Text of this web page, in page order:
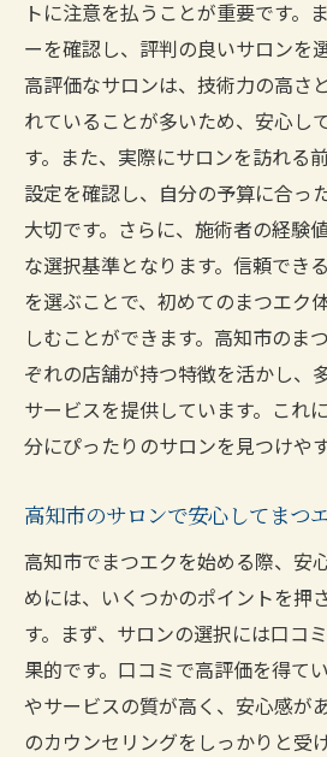
トに注意を払うことが重要です。
ーを確認し、評判の良いサロンを
高評価なサロンは、技術力の高さ
れていることが多いため、安心し
す。また、実際にサロンを訪れる
設定を確認し、自分の予算に合っ
大切です。さらに、施術者の経験
な選択基準となります。信頼でき
を選ぶことで、初めてのまつエク
しむことができます。高知市のま
ぞれの店舗が持つ特徴を活かし、
サービスを提供しています。これ
分にぴったりのサロンを見つけや
高知市のサロンで安心してまつ
高知市でまつエクを始める際、安
めには、いくつかのポイントを押
す。まず、サロンの選択には口コ
果的です。口コミで高評価を得て
やサービスの質が高く、安心感が
のカウンセリングをしっかりと受